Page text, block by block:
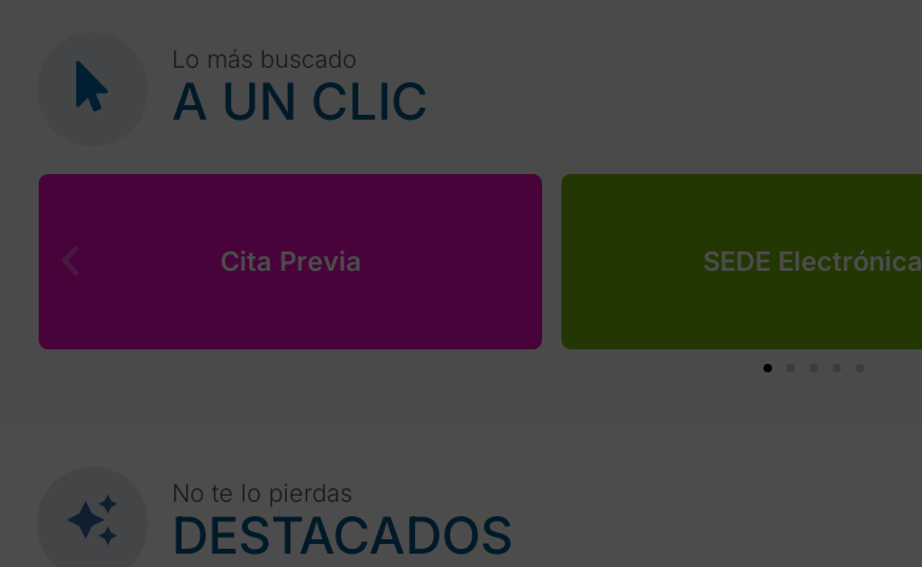
Lo más buscado
A UN CLIC
Cita Previa SEDE Electrónica
No te lo pierdas
DESTACADOS